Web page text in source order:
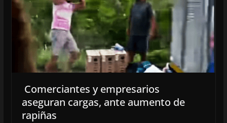
Comerciantes y empresarios
aseguran cargas, ante aumento de
rapiñas